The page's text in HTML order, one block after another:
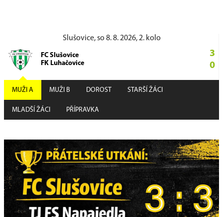
Slušovice, so 8. 8. 2026, 2. kolo
FC Slušovice
FK Luhačovice
3
0
MUŽI A MUŽI B DOROST STARŠÍ ŽÁCI
MLADŠÍ ŽÁCI PŘÍPRAVKA